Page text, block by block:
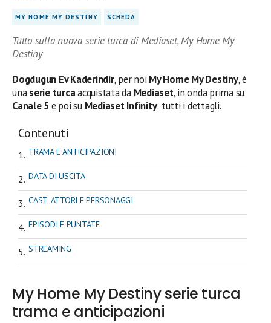
MY HOME MY DESTINY SCHEDA
Tutto sulla nuova serie turca di Mediaset, My Home My
Destiny
Dogdugun Ev Kaderindir, per noi My Home My Destiny, è
unaserie turcaacquistata da Mediaset, in onda prima su
Canale 5 e poi su Mediaset Infinity: tutti i dettagli.
Contenuti
TRAMA E ANTICIPAZIONI
DATA DI USCITA
CAST, ATTORI E PERSONAGGI
EPISODI E PUNTATE
STREAMING
My Home My Destiny serie turca
trama e anticipazioni